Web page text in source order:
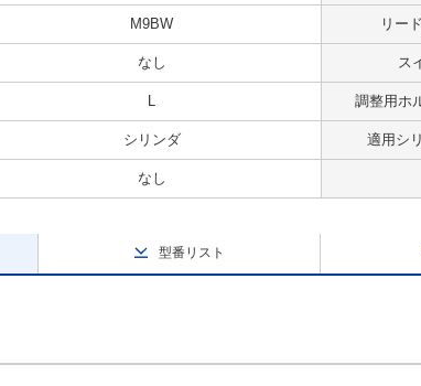
M9BW リー
なし ス
L 調整用ホ
シリンダ 適用シ
なし
型番リスト